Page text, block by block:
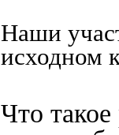
Наши
исходном
Что